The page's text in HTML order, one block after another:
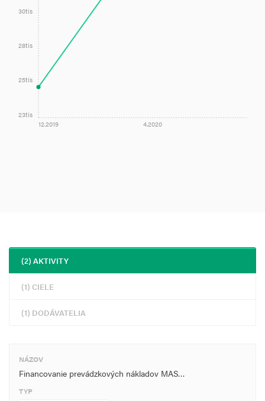
12.2019 4.2020
23tis
25tis
28tis
30tis
(2) AKTIVITY
(1) CIELE
(1) DODÁVATELIA
NÁZOV
Financovanie prevádzkových nákladov MAS…
TYP